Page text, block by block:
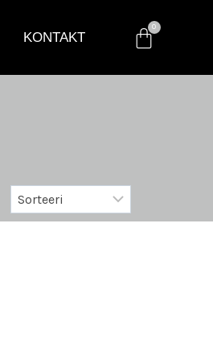
KONTAKT